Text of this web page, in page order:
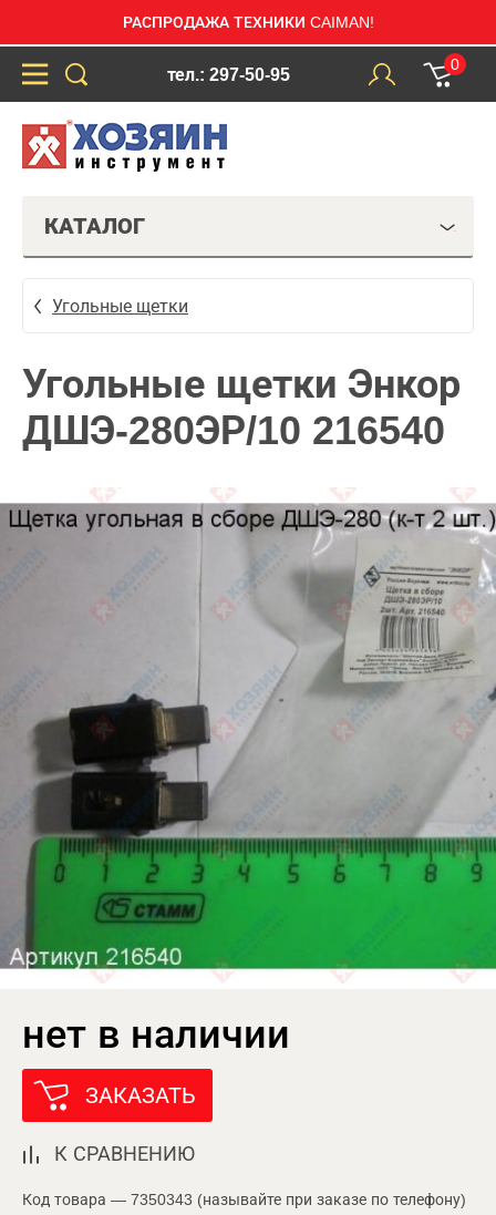
РАСПРОДАЖА ТЕХНИКИ CAIMAN!
тел.: 297-50-95
0
КАТАЛОГ
Угольные щетки
Угольные щетки Энкор
ДШЭ-280ЭР/10 216540
нет в наличии
ЗАКАЗАТЬ
К СРАВНЕНИЮ
Код товара — 7350343 (называйте при заказе по телефону)